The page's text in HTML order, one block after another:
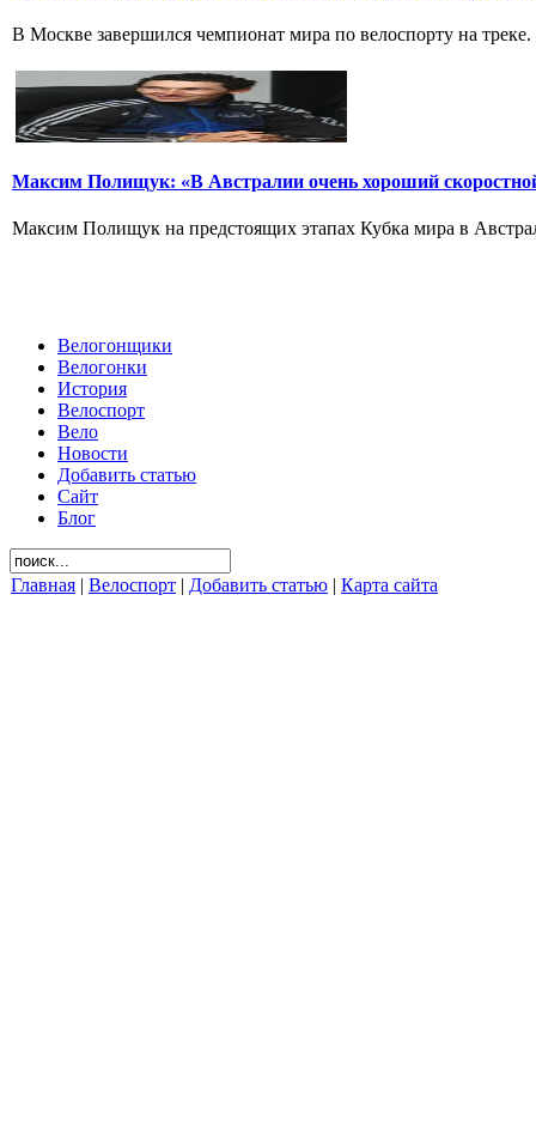
В Москве завершился чемпионат мира по велоспорту на
Максим Полищук: «В Австралии очень хороший
Максим Полищук на предстоящих этапах Кубка мира в
Велогонщики
Велогонки
История
Велоспорт
Вело
Новости
Добавить статью
Сайт
Блог
Главная | Велоспорт | Добавить статью | Карта сайта